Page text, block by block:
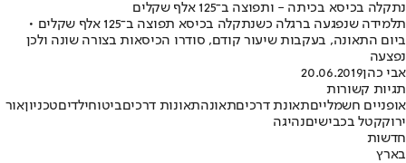
נתקלה בכיסא בכיתה - ותפוצה ב־125 אלף שקלים
תלמידה שנפגעה ברגלה כשנתקלה בכיסא תפוצה ב־125 אלף שקלים •
ביום התאונה, בעקבות שיעור קודם, סודרו הכיסאות בצורה שונה ולכן
נפצעה
אבי כהן20.06.2019
תגיות קשורות
אופניים חשמלייםתאונת דרכיםתאונהתאונות דרכיםביטוחילדיםטכניוןאור
ירוקקטל בכבישיםנהיגה
חדשות
בארץ